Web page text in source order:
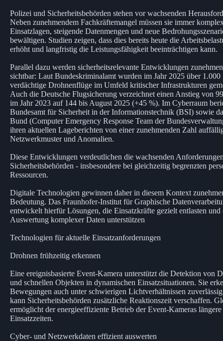
Polizei und Sicherheitsbehörden stehen vor wachsenden
Neben zunehmendem Fachkräftemangel müssen sie immer
Einsatzlagen, steigende Datenmengen und neue
bewältigen. Studien zeigen, dass dies bereits heute die
erhöht und langfristig die Leistungsfähigkeit beeinträchtigen kann.
Parallel dazu werden sicherheitsrelevante Entwicklungen
sichtbar: Laut Bundeskriminalamt wurden im Jahr 2025 über 1.000
verdächtige Drohnenflüge im Umfeld kritischer Infrastrukturen
Auch die Deutsche Flugsicherung verzeichnet einen Anstieg von
im Jahr 2023 auf 144 bis August 2025 (+45 %). Im Cyberraum
Bundesamt für Sicherheit in der Informationstechnik (BSI) sowie
Bund (Computer Emergency Response Team der
ihren aktuellen Lageberichten von einer zunehmenden Zahl
Netzwerkmuster und Anomalien.
Diese Entwicklungen verdeutlichen die wachsenden
Sicherheitsbehörden - insbesondere bei gleichzeitig begrenzten
Ressourcen.
Digitale Technologien gewinnen daher in diesem Kontext
Bedeutung. Das Fraunhofer-Institut für Graphische
entwickelt hierfür Lösungen, die Einsatzkräfte gezielt entlasten und
Auswertung komplexer Daten unterstützen
Technologien für aktuelle Einsatzanforderungen
Drohnen frühzeitig erkennen
Eine ereignisbasierte Event-Kamera unterstützt die Detektion von
und schnellen Objekten in dynamischen Einsatzsituationen. Sie
Bewegungen auch unter schwierigen Lichtverhältnissen
kann Sicherheitsbehörden zusätzliche Reaktionszeit verschaffen.
ermöglicht der energieeffiziente Betrieb der Event-Kameras längere
Einsatzzeiten.
Cyber- und Netzwerkdaten effizient auswerten